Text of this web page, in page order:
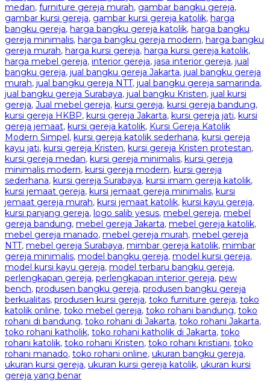
medan, furniture gereja murah, gambar bangku gereja,
gambar kursi gereja, gambar kursi gereja katolik, harga
bangku gereja, harga bangku gereja katolik, harga bangku
gereja minimalis, harga bangku gereja modern, harga bangku
gereja murah, harga kursi gereja, harga kursi gereja katolik,
harga mebel gereja, interior gereja, jasa interior gereja, jual
bangku gereja, jual bangku gereja Jakarta, jual bangku gereja
murah, jual bangku gereja NTT, jual bangku gereja samarinda,
jual bangku gereja Surabaya, jual bangku Kristen, jual kursi
gereja, Jual mebel gereja, kursi gereja, kursi gereja bandung,
kursi gereja HKBP, kursi gereja Jakarta, kursi gereja jati, kursi
gereja jemaat, kursi gereja katolik, Kursi Gereja Katolik
Modern Simpel , kursi gereja katolik sederhana, kursi gereja
kayu jati, kursi gereja Kristen, kursi gereja Kristen protestan,
kursi gereja medan, kursi gereja minimalis, kursi gereja
minimalis modern, kursi gereja modern, kursi gereja
sederhana, kursi gereja Surabaya, kursi imam gereja katolik,
kursi jemaat gereja, kursi jemaat gereja minimalis, kursi
jemaat gereja murah, kursi jemaat katolik, kursi kayu gereja,
kursi panjang gereja, logo salib yesus, mebel gereja, mebel
gereja bandung, mebel gereja Jakarta, mebel gereja katolik,
mebel gereja manado, mebel gereja murah, mebel gereja
NTT, mebel gereja Surabaya, mimbar gereja katolik, mimbar
gereja minimalis, model bangku gereja, model kursi gereja,
model kursi kayu gereja, model terbaru bangku gereja,
perlengkapan gereja, perlengkapan interior gereja, pew
bench, produsen bangku gereja, produsen bangku gereja
berkualitas, produsen kursi gereja, toko furniture gereja, toko
katolik online, toko mebel gereja, toko rohani bandung, toko
rohani di bandung, toko rohani di Jakarta, toko rohani Jakarta,
toko rohani katholik, toko rohani katholik di Jakarta, toko
rohani katolik, toko rohani Kristen, toko rohani kristiani, toko
rohani manado, toko rohani online, ukuran bangku gereja,
ukuran kursi gereja, ukuran kursi gereja katolik, ukuran kursi
gereja yang benar